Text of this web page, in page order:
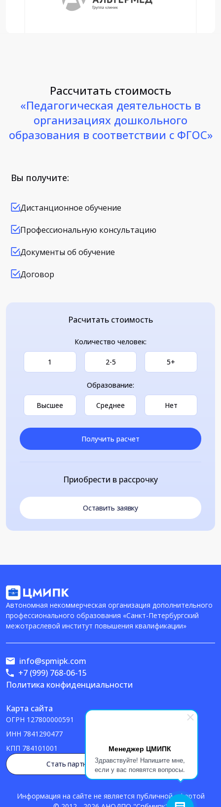
Менеджер ЦМИПК
Здравствуйте! Напишите мне,
если у вас появятся вопросы.
Рассчитать стоимость
«Педагогическая деятельность в
организациях дошкольного
образования в соответствии с ФГОС»
Вы получите:
Дистанционное обучение
Профессиональную консультацию
Документы об обучение
Договор
Расчитать стоимость
Количество человек:
1 2-5 5+
Образование:
Высшее Среднее Нет
Получить расчет
Приобрести в рассрочку
Оставить заявку
Автономная некоммерческая организация дополнительного
профессионального образования «Санкт-Петербургский
межотраслевой институт повышения квалификации»
Политика конфиденциальности
Карта сайта
ОГРН 127800000591
ИНН 7841290477
КПП 784101001
info@spmipk.com
+7 (999) 768-06-15
Стать партнером
Информация на сайте не является публичной офертой